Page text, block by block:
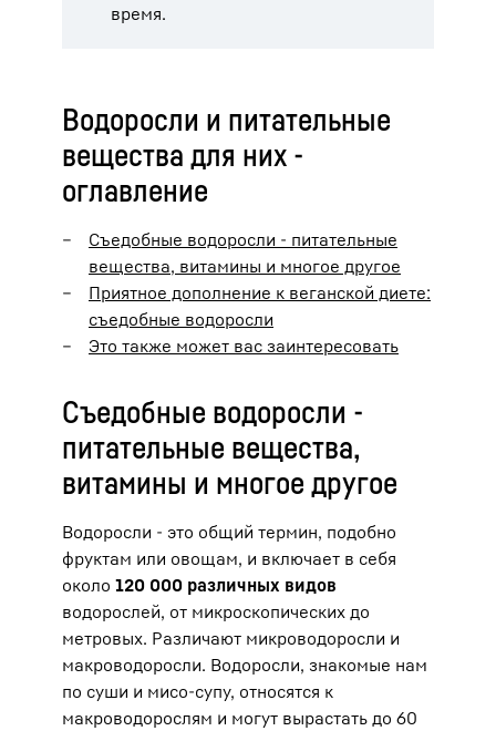
время.
Водоросли и питательные
вещества для них -
оглавление
Съедобные водоросли - питательные
вещества, витамины и многое другое
Приятное дополнение к веганской диете:
съедобные водоросли
Это также может вас заинтересовать
Съедобные водоросли -
питательные вещества,
витамины и многое другое
Водоросли - это общий термин, подобно
фруктам или овощам, и включает в себя
около 120 000 различных видов
водорослей, от микроскопических до
метровых. Различают микроводоросли и
макроводоросли. Водоросли, знакомые нам
по суши и мисо-супу, относятся к
макроводорослям и могут вырастать до 60